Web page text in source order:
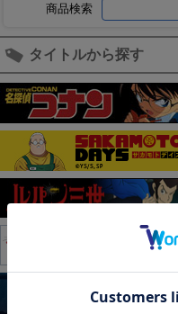
商品検索
タイトルから探す